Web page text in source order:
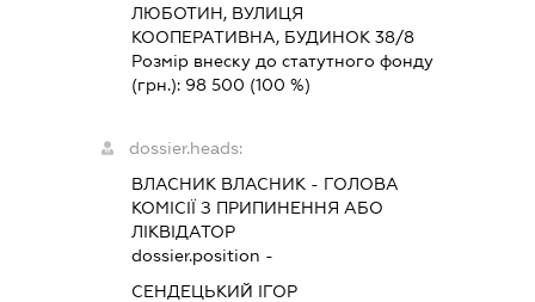
ЛЮБОТИН, ВУЛИЦЯ
КООПЕРАТИВНА, БУДИНОК 38/8
Розмір внеску до статутного фонду
(грн.): 98 500 (100 %)
dossier.heads:
ВЛАСНИК ВЛАСНИК - ГОЛОВА
КОМІСІЇ З ПРИПИНЕННЯ АБО
ЛІКВІДАТОР
dossier.position -
СЕНДЕЦЬКИЙ ІГОР